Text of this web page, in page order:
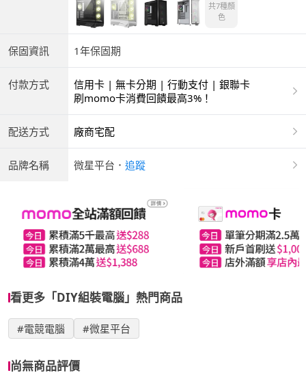
共7種顏
色
保固資訊 1年保固期
付款方式
信用卡 | 無卡分期 | 行動支付 | 銀聯卡
刷momo卡消費回饋最高3%！
配送方式 廠商宅配
品牌名稱 微星平台 ． 追蹤
看更多「DIY組裝電腦」熱門商品
#電競電腦 #微星平台
尚無商品評價